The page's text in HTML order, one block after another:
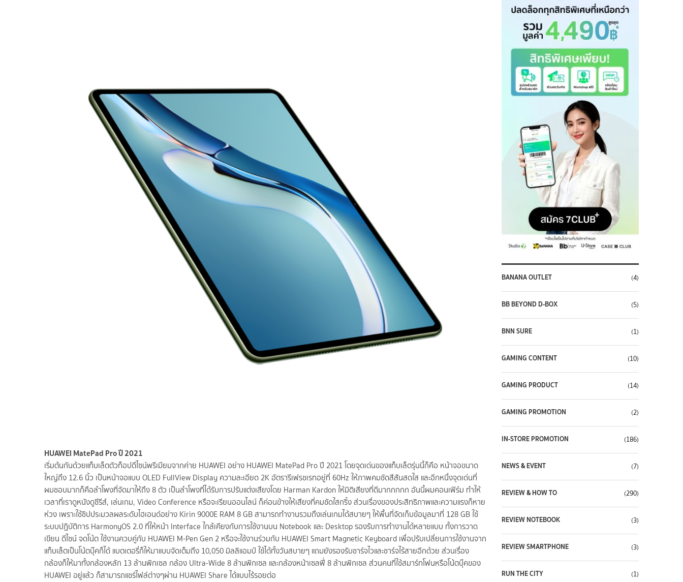
HUAWEI MatePad Pro ปี 2021
เริ่มต้นกันด้วยแท็บเล็ตตัวท็อปดีไซน์พรีเมียมจากค่าย HUAWEI อย่าง HUAWEI MatePad Pro ปี 2021 โดยจุดเด่นของแท็บเล็ตรุ่นนี้ก็คือ หน้าจอขนาด
ใหญ่ถึง 12.6 นิ้ว เป็นหน้าจอแบบ OLED FullView Display ความละเอียด 2K อัตรารีเฟรชเรทอยู่ที่ 60Hz ให้ภาพคมชัดสีสันสดใส และอีกหนึ่งจุดเด่นที่
ผมชอบมากก็คือลำโพงที่จัดมาให้ถึง 8 ตัว เป็นลำโพงที่ได้รับการปรับแต่งเสียงโดย Harman Kardon ให้มิติเสียงที่ดีมากกกกก อันนี้ผมคอนเฟิร์ม ทำให้
เวลาที่เราดูหนังดูซีรีส์, เล่นเกม, Video Conference หรือจะเรียนออนไลน์ ก็ค่อนข้างให้เสียงที่คมชัดใสกริ้ง ส่วนเรื่องของประสิทธิภาพและความแรงก็หาย
ห่วง เพราะใช้ชิปประมวลผลระดับไฮเอนด์อย่าง Kirin 9000E RAM 8 GB สามารถทำงานรวมถึงเล่นเกมได้สบายๆ ให้พื้นที่จัดเก็บข้อมูลมาที่ 128 GB ใช้
ระบบปฏิบัติการ HarmonyOS 2.0 ที่ให้หน้า Interface ใกล้เคียงกับการใช้งานบน Notebook และ Desktop รองรับการทำงานได้หลายแบบ ทั้งการวาด
เขียน ดีไซน์ จดโน้ต ใช้งานควบคู่กับ HUAWEI M-Pen Gen 2 หรือจะใช้งานร่วมกับ HUAWEI Smart Magnetic Keyboard เพื่อปรับเปลี่ยนการใช้งานจาก
แท็บเล็ตเป็นโน้ตบุ๊คก็ได้ แบตเตอรี่ก็ให้มาแบบจัดเต็มถึง 10,050 มิลลิแอมป์ ใช้ได้ทั้งวันสบายๆ แถมยังรองรับชาร์จไวและชาร์จไร้สายอีกด้วย ส่วนเรื่อง
กล้องก็ให้มาทั้งกล้องหลัก 13 ล้านพิกเซล กล้อง Ultra-Wide 8 ล้านพิกเซล และกล้องหน้าเซลฟี่ 8 ล้านพิกเซล ส่วนคนที่ใช้สมาร์ทโฟนหรือโน้ตบุ๊คของ
HUAWEI อยู่แล้ว ก็สามารถแชร์ไฟล์ต่างๆผ่าน HUAWEI Share ได้แบบไร้รอยต่อ
BANANA OUTLET (4)
BB BEYOND D-BOX (5)
BNN SURE (1)
GAMING CONTENT (10)
GAMING PRODUCT (14)
GAMING PROMOTION (2)
IN-STORE PROMOTION (186)
NEWS & EVENT (7)
REVIEW & HOW TO (290)
REVIEW NOTEBOOK (3)
REVIEW SMARTPHONE (3)
RUN THE CITY (1)